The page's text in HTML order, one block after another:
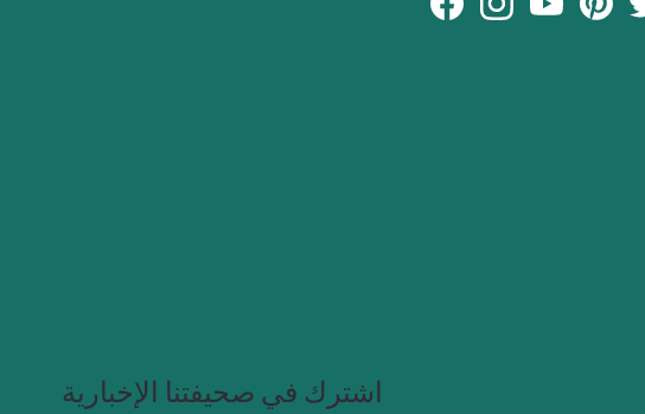
اشترك في صحيفتنا الإخبارية